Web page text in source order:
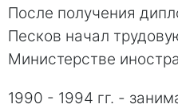
После получения
Песков начал
Министерстве
1990 - 1994 гг. -